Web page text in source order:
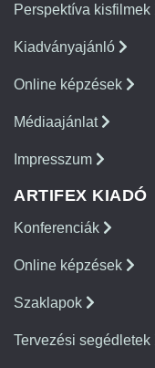
Perspektíva kisfilmek
Kiadványajánló
Online képzések
Médiaajánlat
Impresszum
ARTIFEX KIADÓ
Konferenciák
Online képzések
Szaklapok
Tervezési segédletek